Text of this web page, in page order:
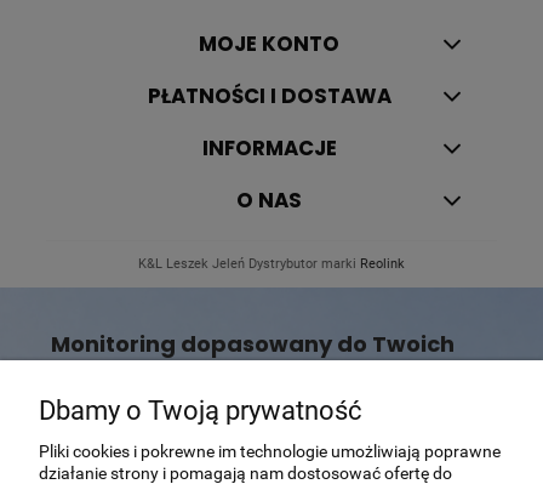
MOJE KONTO
PŁATNOŚCI I DOSTAWA
INFORMACJE
O NAS
K&L Leszek Jeleń Dystrybutor marki Reolink
Monitoring dopasowany do Twoich
Nie wiesz, która kamera Reolink będzie najlepszym
wyborem?
Pomożemy dobrać rozwiązanie dopasowane do Twojego
domu, posesji lub firmy.
Dbamy o Twoją prywatność
Pliki cookies i pokrewne im technologie umożliwiają poprawne
działanie strony i pomagają nam dostosować ofertę do